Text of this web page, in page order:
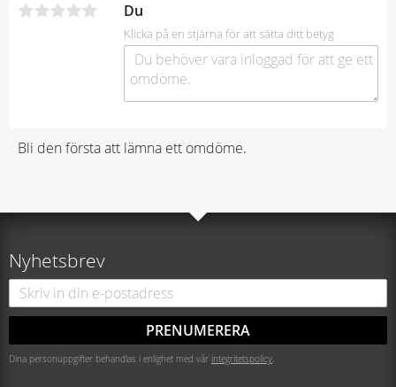
Du
Klicka på en stjärna för att sätta ditt betyg
Bli den första att lämna ett omdöme.
Nyhetsbrev
PRENUMERERA
Dina personuppgifter behandlas i enlighet med vår integritetspolicy.